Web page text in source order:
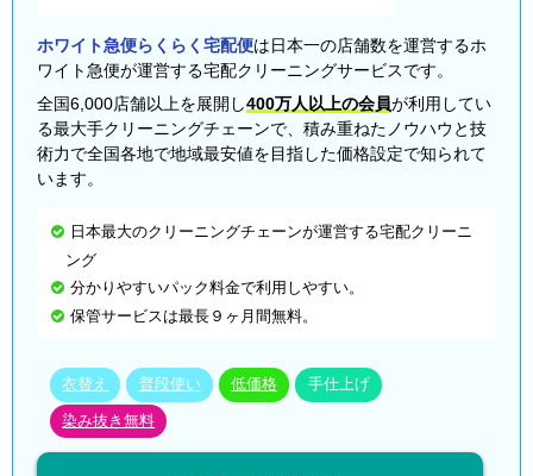
ホワイト急便らくらく宅配便は日本一の店舗数を運営するホ
ワイト急便が運営する宅配クリーニングサービスです。
全国6,000店舗以上を展開し400万人以上の会員が利用してい
る最大手クリーニングチェーンで、積み重ねたノウハウと技
術力で全国各地で地域最安値を目指した価格設定で知られて
います。
日本最大のクリーニングチェーンが運営する宅配クリーニ
ング
分かりやすいパック料金で利用しやすい。
保管サービスは最長９ヶ月間無料。
衣替え 普段使い 低価格 手仕上げ
染み抜き無料